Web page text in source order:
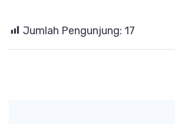
Jumlah Pengunjung: 17